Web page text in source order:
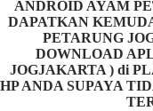
ANDROID AYAM
DAPATKAN
PETARUNG
DOWNLOAD
JOGJAKARTA ) di
HP ANDA SUPAYA